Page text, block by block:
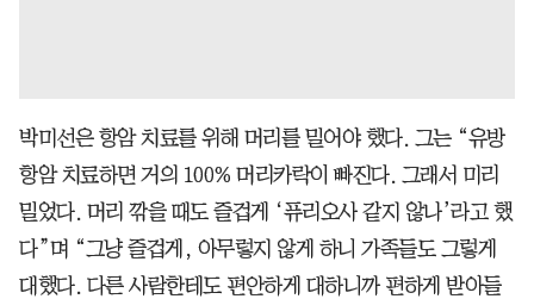
박미선은 항암 치료를 위해 머리를 밀어야 했다. 그는 “유방
항암 치료하면 거의 100% 머리카락이 빠진다. 그래서 미리
밀었다. 머리 깎을 때도 즐겁게 ‘퓨리오사 같지 않나’라고 했
다”며 “그냥 즐겁게, 아무렇지 않게 하니 가족들도 그렇게
대했다. 다른 사람한테도 편안하게 대하니까 편하게 받아들